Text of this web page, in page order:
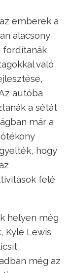
emberek a
alacsony
fordítanák
való
autóba
a sétát
már a
hogy
felé
helyen még
Kyle Lewis
még az